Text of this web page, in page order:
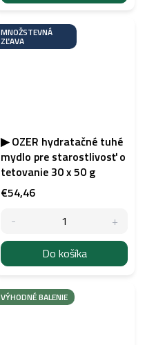
MNOŽSTEVNÁ
ZĽAVA
▶ OZER hydratačné tuhé
mydlo pre starostlivosť o
tetovanie 30 x 50 g
€54,46
Do košíka
VÝHODNÉ BALENIE